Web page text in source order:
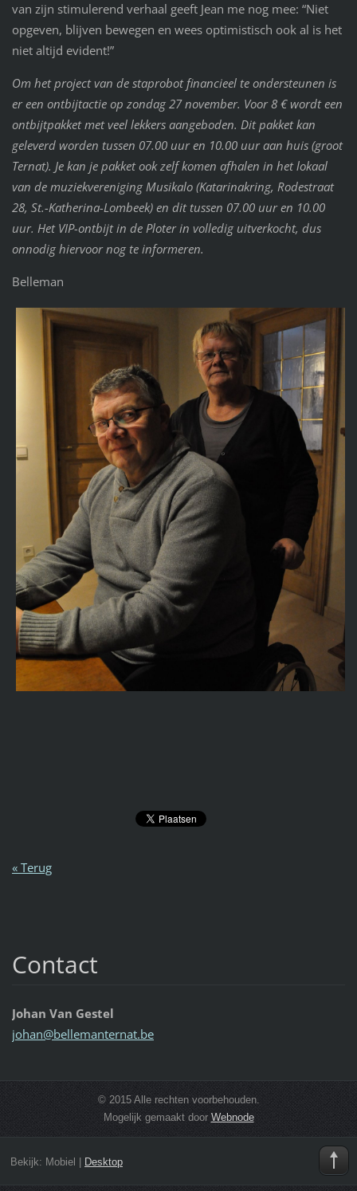
van zijn stimulerend verhaal geeft Jean me nog mee: “Niet
opgeven, blijven bewegen en wees optimistisch ook al is het
niet altijd evident!”
Om het project van de staprobot financieel te ondersteunen is
er een ontbijtactie op zondag 27 november. Voor 8 € wordt een
ontbijtpakket met veel lekkers aangeboden. Dit pakket kan
geleverd worden tussen 07.00 uur en 10.00 uur aan huis (groot
Ternat). Je kan je pakket ook zelf komen afhalen in het lokaal
van de muziekvereniging Musikalo (Katarinakring, Rodestraat
28, St.-Katherina-Lombeek) en dit tussen 07.00 uur en 10.00
uur. Het VIP-ontbijt in de Ploter in volledig uitverkocht, dus
onnodig hiervoor nog te informeren.
Belleman
« Terug
Contact
Johan Van Gestel
johan@bellemanternat.be
© 2015 Alle rechten voorbehouden.
Mogelijk gemaakt door Webnode
Bekijk: Mobiel | Desktop